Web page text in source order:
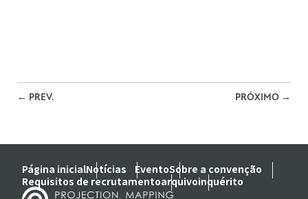
← PREV. PRÓXIMO →
Página inicialNotícias EventoSobre a convenção
Requisitos de recrutamentoarquivoinquérito